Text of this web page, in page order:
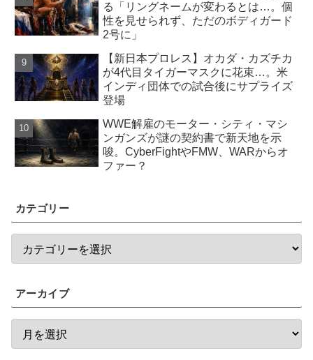
る「リングネームが変わるとは…。個
性を見せられず、ただのボディガード
2号に」
【新日本プロレス】オカダ・カズチカ
が4代目タイガーマスクに花束…。米
インディ団体での試合後にサプライズ
登場
WWE解雇のモーター・シティ・マシ
ンガンズが謎の契約書で新天地を示
唆。CyberFightやFMW、WARからオ
ファー？
カテゴリー
アーカイブ